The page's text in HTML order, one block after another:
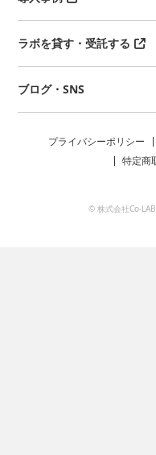
ラボを貸す・受託する
ブログ・SNS
プライバシーポリシー
特定商
© 株式会社Co-